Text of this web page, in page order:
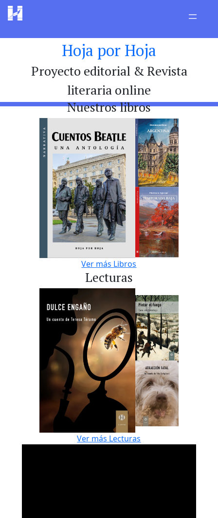
Hoja por Hoja
Proyecto editorial & Revista
literaria online
Nuestros libros
Ver más Libros
Lecturas
Ver más Lecturas